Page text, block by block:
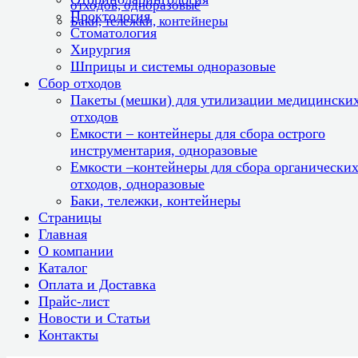
отходов, одноразовые
Баки, тележки, контейнеры
Проктология
Стоматология
Хирургия
Шприцы и системы одноразовые
Сбор отходов
Пакеты (мешки) для утилизации
отходов
Емкости – контейнеры для сбора острого
инструментария, одноразовые
Емкости –контейнеры для сбора органических
отходов, одноразовые
Баки, тележки, контейнеры
Страницы
Главная
О компании
Каталог
Оплата и Доставка
Прайс-лист
Новости и Статьи
Контакты